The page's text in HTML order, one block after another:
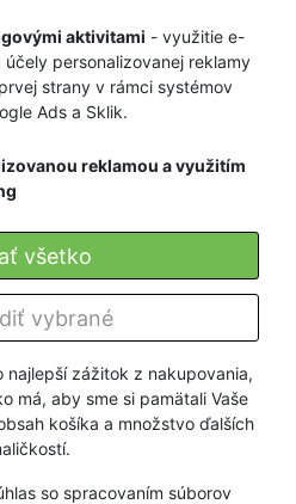
najlepší zážitok z nakupovania,
má, aby sme si pamätali Vaše
košíka a množstvo ďalších
so spracovaním súborov
aktivitami - využitie e-
účely personalizovanej reklamy
strany v rámci systémov
Ads a Sklik.
reklamou a využitím
vybrané
všetko
GARANCIA
NAJNIŽŠÍCH CIEN